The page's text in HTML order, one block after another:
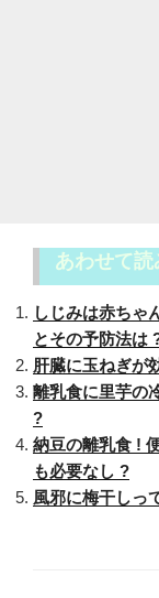
あわせて
しじみは赤ちゃ
とその予防法は
肝臓に玉ねぎが
離乳食に里芋の
?
納豆の離乳食 !
も必要なし ?
風邪に梅干しっ